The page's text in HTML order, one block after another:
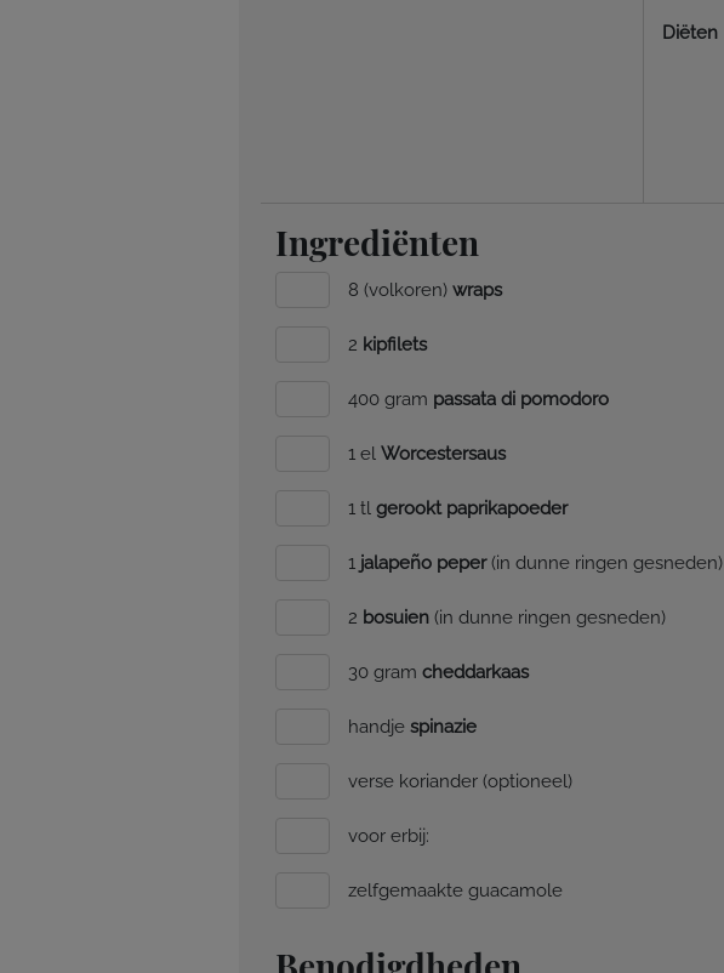
Diëten
Ingrediënten
8 (volkoren) wraps
2 kipfilets
400 gram passata di pomodoro
1 el Worcestersaus
1 tl gerookt paprikapoeder
1 jalapeño peper(in dunne ringen gesneden)
2 bosuien (in dunne ringen gesneden)
30 gram cheddarkaas
handje spinazie
verse koriander (optioneel)
voor erbij:
zelfgemaakte guacamole